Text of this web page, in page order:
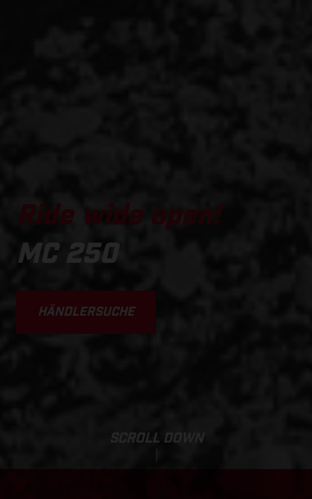
Ride wide open!
MC 250
HÄNDLERSUCHE
SCROLL DOWN